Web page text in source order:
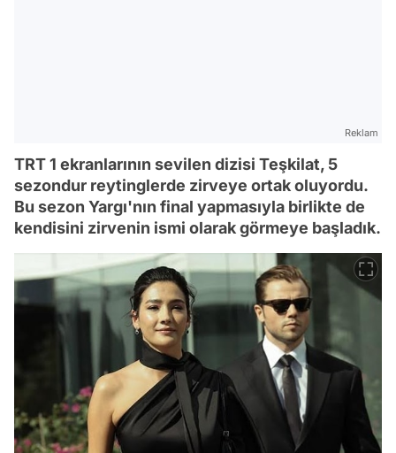
Reklam
TRT 1 ekranlarının sevilen dizisi Teşkilat, 5
sezondur reytinglerde zirveye ortak oluyordu.
Bu sezon Yargı'nın final yapmasıyla birlikte de
kendisini zirvenin ismi olarak görmeye başladık.